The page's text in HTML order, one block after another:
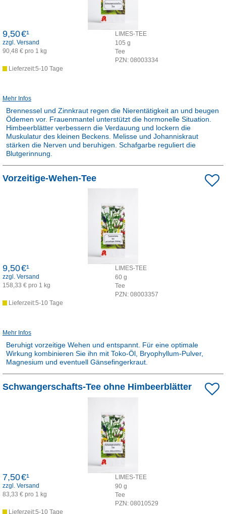
LIMES-TEE
105 g
Tee
PZN: 08003334
9,50€¹
zzgl. Versand
90,48 € pro 1 kg
Lieferzeit:5-10 Tage
Mehr Infos
Brennessel und Zinnkraut regen die Nierentätigkeit an und beugen
Ödemen vor. Frauenmantel unterstützt die hormonelle Situation.
Himbeerblätter verbessern die Verdauung und lockern die
Muskulatur des kleinen Beckens. Melisse und Johanniskraut
stärken die Nerven und beruhigen. Schafgarbe reguliert die
Blutgerinnung.
Dieses Produkt ist apothekenpflichtig und wird in der Apotheke für
Vorzeitige-Wehen-Tee
LIMES-TEE
60 g
Tee
PZN: 08003357
9,50€¹
zzgl. Versand
158,33 € pro 1 kg
Lieferzeit:5-10 Tage
Mehr Infos
Beruhigt vorzeitige Wehen und entspannt. Für eine optimale
Wirkung kombinieren Sie ihn mit Toko-Öl, Bryophyllum-Pulver,
Magnesium und eventuell Gänsefingerkraut.
Dieses Produkt ist apothekenpflichtig und wird in der Apotheke für
Schwangerschafts-Tee ohne Himbeerblätter
LIMES-TEE
90g
Tee
PZN: 08010529
7,50€¹
zzgl. Versand
83,33 € pro 1 kg
Lieferzeit:5-10 Tage